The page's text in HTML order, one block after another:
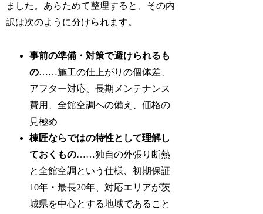
ました。あらためて整理すると、その内
訳は次のように分けられます。
事前の準備・対策で避けられるも
の……施工の仕上がりの個体差、
アフター対応、長期メンテナンス
費用、全館空調への備え、価格の
見極め
棟匠ならではの特性として理解し
ておくもの……独自の外張り断熱
と全館空調という仕様、初期保証
10年・最長20年、対応エリアが茨
城県を中心とする地域であること